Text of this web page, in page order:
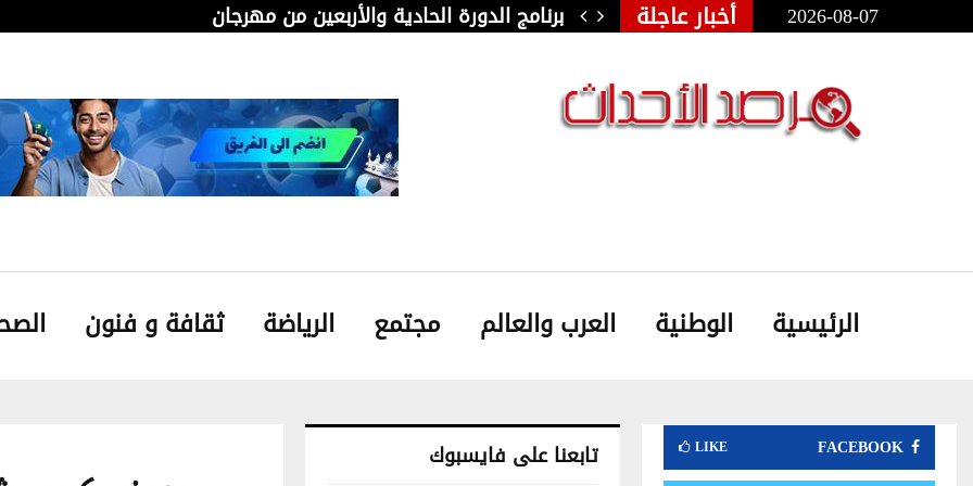
2026-08-07 أخبار عاجلة
للفنون الشعبية بأوذنة: نجلاء… برنامج الدورة الحادية والأربعين من مهرجان قابس…
الرئيسية الوطنية العرب والعالم مجتمع الرياضة ثقافة و فنون
FACEBOOK
LIKE تابعنا على فايسبوك